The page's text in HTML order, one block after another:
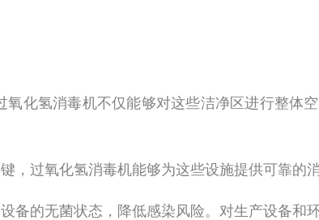
化氢消毒机不仅能够对这些洁净区进行整体
，过氧化氢消毒机能够为这些设施提供可靠的
备的无菌状态，降低感染风险。对生产设备和